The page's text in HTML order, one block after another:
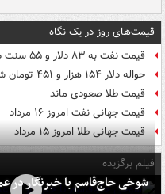
قیمت‌های روز در یک نگاه
قیمت نفت به ۸۳ دلار و ۵۵ سنت در هر بشکه رسید
حواله دلار ۱۵۴ هزار و ۴۵۱ تومان شد
قیمت طلا صعودی ماند
قیمت جهانی نفت امروز ۱۶ مرداد
قیمت جهانی طلا امروز ۱۵ مرداد
فیلم برگزیده
شوخی حاج‌قاسم با خبرنگار در